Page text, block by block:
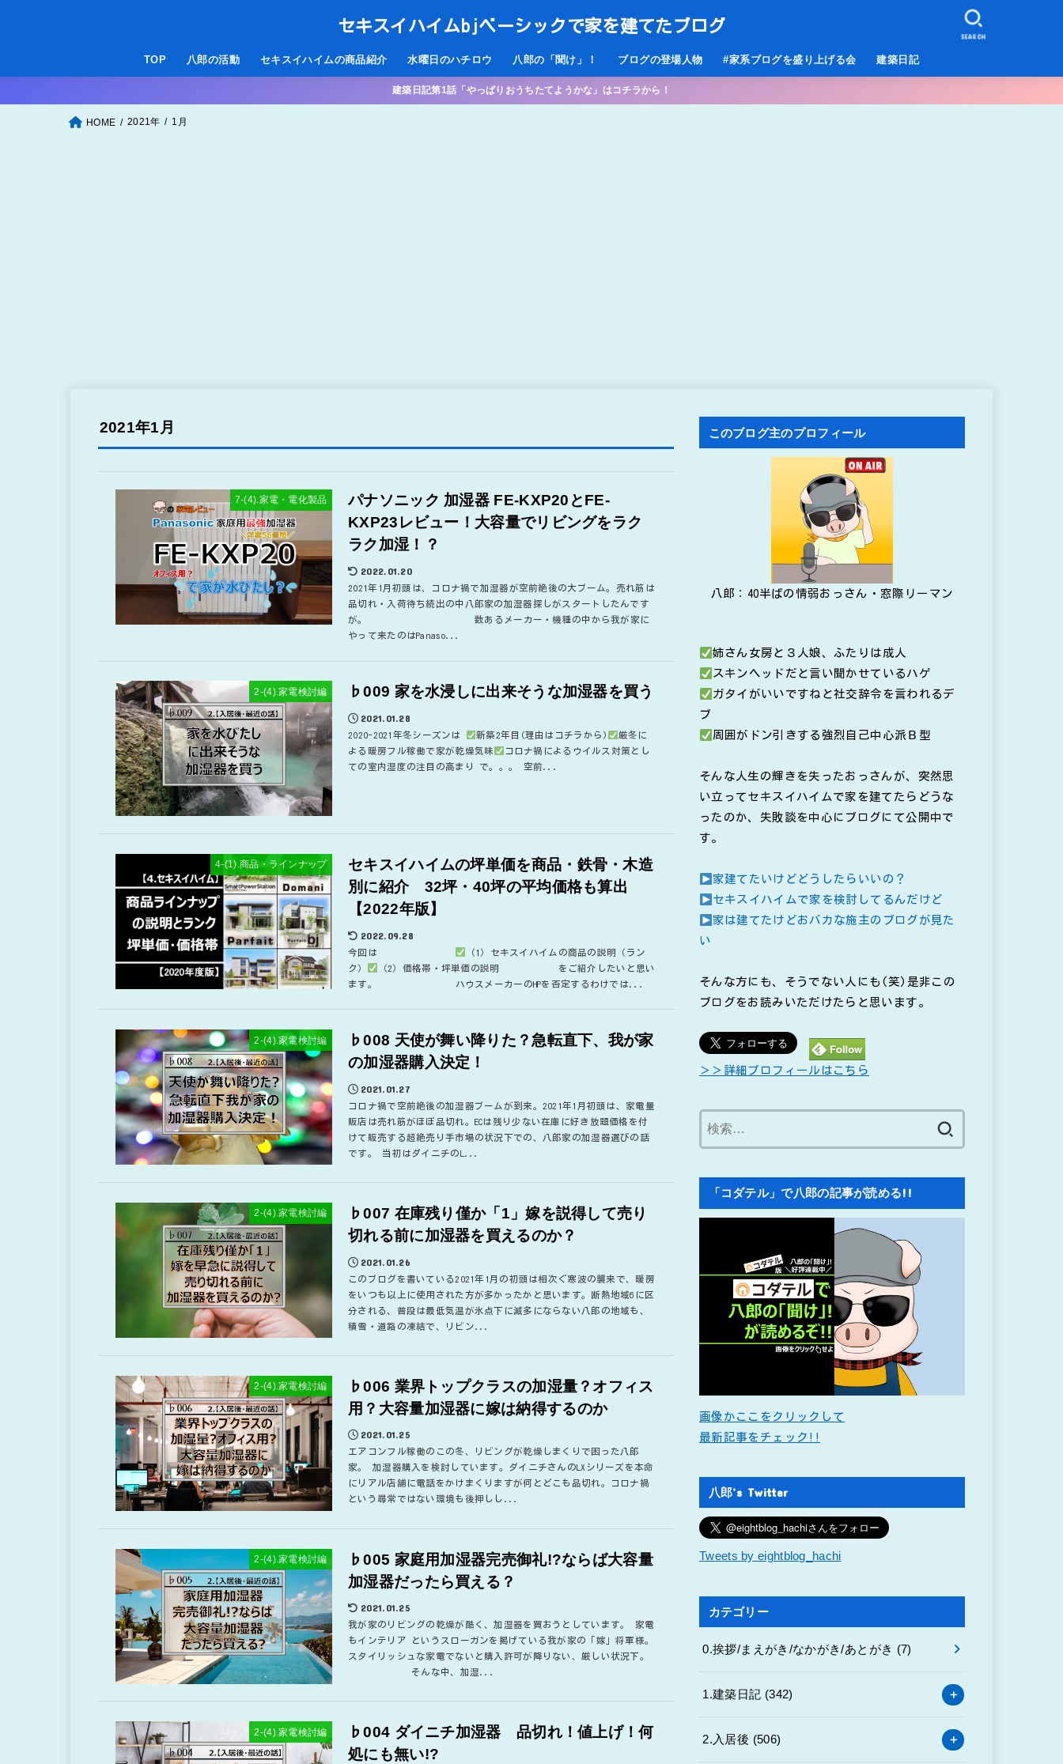
セキスイハイムbjベーシックで家を建てたブログ
TOP 八郎の活動 セキスイハイムの商品紹介 水曜日のハチロウ 八郎の「聞け」！ ブログの登場人物 #家系ブログを盛り上げる会 建築日記
SEARCH
建築日記第1話「やっぱりおうちたてようかな」はコチラから！
HOME 2021年 1月
2021年1月
7-(4).家電・電化製品
パナソニック 加湿器 FE-KXP20とFE-
KXP23レビュー！大容量でリビングをラク
ラク加湿！？
2022.01.20
2021年1月初頭は、コロナ禍で加湿器が空前絶後の大ブーム。売れ筋は
品切れ・入荷待ち続出の中八郎家の加湿器探しがスタートしたんです
が。 数あるメーカー・機種の中から我が家に
やって来たのはPanaso...
2-(4).家電検討編 ♭009 家を水浸しに出来そうな加湿器を買う
2021.01.28
2020-2021年冬シーズンは 新築2年目(理由はコチラから)
厳冬に
よる暖房フル稼働で家が乾燥気味
コロナ禍によるウイルス対策とし
ての室内湿度の注目の高まり で。。。 空前...
4-(1).商品・ラインナップ
セキスイハイムの坪単価を商品・鉄骨・木造
別に紹介 32坪・40坪の平均価格も算出
【2022年版】
2022.09.28
今回は
（1）セキスイハイムの商品の説明（ラン
ク）
（2）価格帯・坪単価の説明 をご紹介したいと思い
ます。 ハウスメーカーのHPを否定するわけでは...
2-(4).家電検討編
♭008 天使が舞い降りた？急転直下、我が家
の加湿器購入決定！
2021.01.27
コロナ禍で空前絶後の加湿器ブームが到来。2021年1月初頭は、家電量
販店は売れ筋がほぼ品切れ。ECは残り少ない在庫に好き放題価格を付
けて販売する超絶売り手市場の状況下での、八郎家の加湿器選びの話
です。 当初はダイニチのL...
2-(4).家電検討編
♭007 在庫残り僅か「1」嫁を説得して売り
切れる前に加湿器を買えるのか？
2021.01.26
このブログを書いている2021年1月の初頭は相次ぐ寒波の襲来で、暖房
をいつも以上に使用された方が多かったかと思います。断熱地域6に区
分される、普段は最低気温が氷点下に滅多にならない八郎の地域も、
積雪・道路の凍結で、リビン...
2-(4).家電検討編
♭006 業界トップクラスの加湿量？オフィス
用？大容量加湿器に嫁は納得するのか
2021.01.25
エアコンフル稼働のこの冬、リビングが乾燥しまくりで困った八郎
家。 加湿器購入を検討しています。ダイニチさんのLXシリーズを本命
にリアル店舗に電話をかけまくりますが何とどこも品切れ。コロナ禍
という尋常ではない環境も後押しし...
2-(4).家電検討編
♭005 家庭用加湿器完売御礼!?ならば大容量
加湿器だったら買える？
2021.01.25
我が家のリビングの乾燥が酷く、加湿器を買おうとしています。 家電
もインテリア というスローガンを掲げている我が家の「嫁」将軍様。
スタイリッシュな家電でないと購入許可が降りない、厳しい状況下。
そんな中、加湿...
2-(4).家電検討編
♭004 ダイニチ加湿器 品切れ！値上げ！何
処にも無い!?
このブログ主のプロフィール
八郎：40半ばの情弱おっさん・窓際リーマン
姉さん女房と３人娘、ふたりは成人
スキンヘッドだと言い聞かせているハゲ
ガタイがいいですねと社交辞令を言われるデ
ブ
周囲がドン引きする強烈自己中心派Ｂ型
そんな人生の輝きを失ったおっさんが、突然思
い立ってセキスイハイムで家を建てたらどうな
ったのか、失敗談を中心にブログにて公開中で
す。
家建てたいけどどうしたらいいの？
セキスイハイムで家を検討してるんだけど
家は建てたけどおバカな施主のブログが見た
い
そんな方にも、そうでない人にも(笑)是非この
ブログをお読みいただけたらと思います。
＞＞詳細プロフィールはこちら
「コダテル」で八郎の記事が読める!!
画像かここをクリックして
最新記事をチェック!!
八郎’s Twitter
Tweets by eightblog_hachi
カテゴリー
0.挨拶/まえがき/なかがき/あとがき (7)
1.建築日記 (342)
2.入居後 (506)